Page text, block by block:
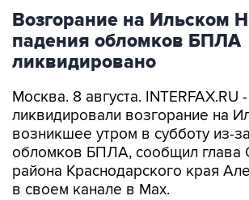
Возгорание на Ильском
падения обломков БПЛА
ликвидировано
Москва. 8 августа. INTERFAX.RU
ликвидировали возгорание на
возникшее утром в субботу из-
обломков БПЛА, сообщил глава
района Краснодарского края
в своем канале в Max.